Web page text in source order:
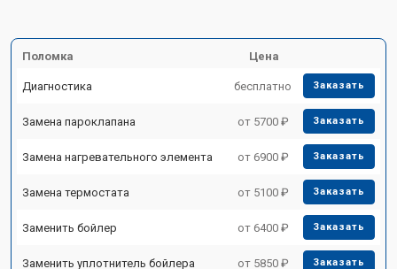
Поломка Цена
Диагностика бесплатно Заказать
Замена пароклапана от 5700 ₽ Заказать
Замена нагревательного элемента от 6900 ₽ Заказать
Замена термостата от 5100 ₽ Заказать
Заменить бойлер от 6400 ₽ Заказать
Заменить уплотнитель бойлера от 5850 ₽ Заказать